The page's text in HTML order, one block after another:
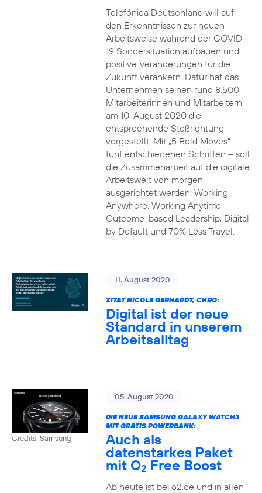
Telefónica Deutschland will auf
den Erkenntnissen zur neuen
Arbeitsweise während der COVID-
19 Sondersituation aufbauen und
positive Veränderungen für die
Zukunft verankern. Dafür hat das
Unternehmen seinen rund 8.500
Mitarbeiterinnen und Mitarbeitern
am 10. August 2020 die
entsprechende Stoßrichtung
vorgestellt. Mit „5 Bold Moves“ –
fünf entschiedenen Schritten – soll
die Zusammenarbeit auf die digitale
Arbeitswelt von morgen
ausgerichtet werden: Working
Anywhere, Working Anytime,
Outcome-based Leadership, Digital
by Default und 70% Less Travel.
11. August 2020
ZITAT NICOLE GERHARDT, CHRO:
Digital ist der neue
Standard in unserem
Arbeitsalltag
Credits: Samsung
05. August 2020
DIE NEUE SAMSUNG GALAXY WATCH3
MIT GRATIS POWERBANK:
Auch als
datenstarkes Paket
mit O2 Free Boost
Ab heute ist bei o2.de und in allen